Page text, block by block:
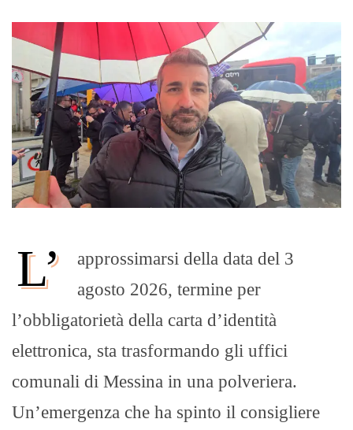
L’
approssimarsi della data del 3
agosto 2026, termine per
l’obbligatorietà della carta d’identità
elettronica, sta trasformando gli uffici
comunali di Messina in una polveriera.
Un’emergenza che ha spinto il consigliere